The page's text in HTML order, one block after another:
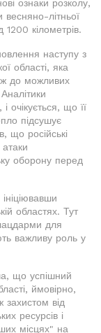
ознаки розколу,
літньої
1200 кілометрів.
наступу з
області, яка
до можливих
очікується, що її
підсушує
що російські
атаки
оборону перед
областях. Тут
для
важливу роль у
що успішний
ймовірно,
захистом від
ресурсів і
місцях" на